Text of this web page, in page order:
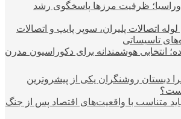
اوراسیا؛ ظرفیت مرزها پاسخگوی رشد
اتصالات پلیران، سوپر پایپ و اتصالات
تاسیساتی
انتخابی هوشمندانه برای دکوراسیون مدرن
دبستان روشنگران یکی از پیشروترین
متناسب با واقعیت‌های اقتصاد پس از جنگ